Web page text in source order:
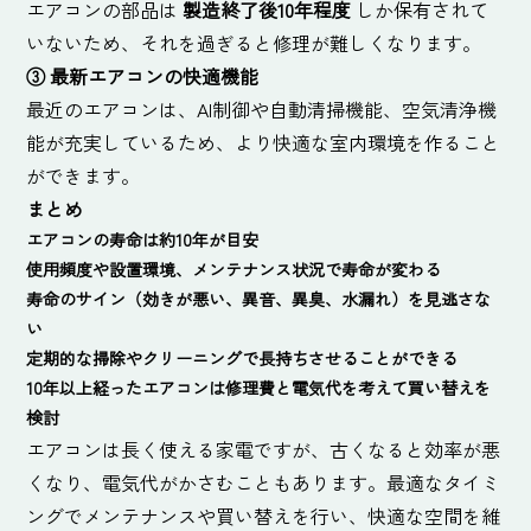
エアコンの部品は製造終了後10年程度 しか保有されて
いないため、それを過ぎると修理が難しくなります。
③最新エアコンの快適機能
最近のエアコンは、AI制御や自動清掃機能、空気清浄機
能が充実しているため、より快適な室内環境を作ること
ができます。
まとめ
エアコンの寿命は約10年が目安
使用頻度や設置環境、メンテナンス状況で寿命が変わる
寿命のサイン（効きが悪い、異音、異臭、水漏れ）を見逃さな
い
定期的な掃除やクリーニングで長持ちさせることができる
10年以上経ったエアコンは修理費と電気代を考えて買い替えを
検討
エアコンは長く使える家電ですが、古くなると効率が悪
くなり、電気代がかさむこともあります。最適なタイミ
ングでメンテナンスや買い替えを行い、快適な空間を維